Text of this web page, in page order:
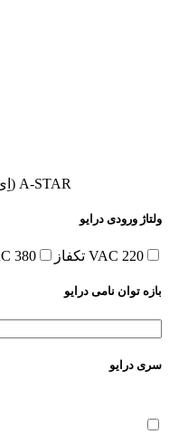
A-STAR (اِی اِستار)
ولتاژ ورودی درایو
220 VAC تکفاز 380 VAC سه فاز
بازه توان نامی درایو
سری درایو